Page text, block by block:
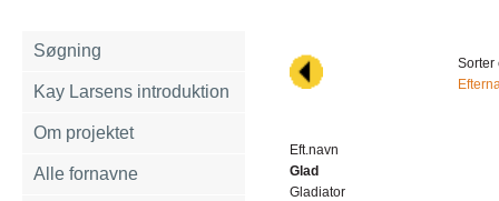
Søgning
Kay Larsens introduktion
Om projektet
Alle fornavne
Sorter
Eft.navn
Glad
Gladiator